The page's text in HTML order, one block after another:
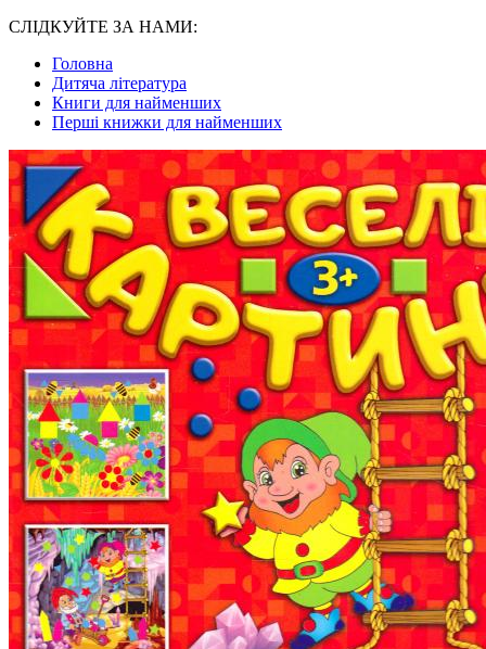
СЛІДКУЙТЕ ЗА НАМИ:
Головна
Дитяча література
Книги для найменших
Перші книжки для найменших